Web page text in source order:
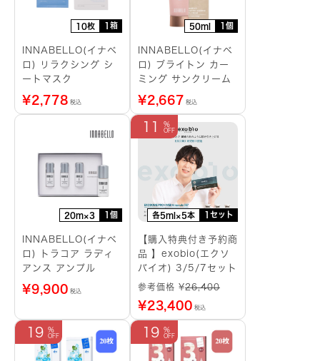
10枚 1箱
INNABELLO(イナベ
ロ) リラクシング シ
ートマスク
¥2,778 税込
50ml 1個
INNABELLO(イナベ
ロ) ブライトン カー
ミング サンクリーム
¥2,667 税込
20m×3 1個
INNABELLO(イナベ
ロ) トラコア ラディ
アンス アンプル
¥9,900 税込
各5ml×5本 1セット
11
【購入特典付き予約商
品 】exobio(エクソ
バイオ) 3/5/7セット
参考価格 ¥26,400
¥23,400 税込
19 19